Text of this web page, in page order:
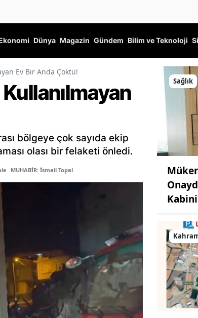
Dünya Magazin Gündem Bilim ve Teknoloji
Ev Bir Anda Çöktü!
bölgeye çok sayıda ekip
olası bir felaketi önledi.
MUHABİR: İsmail Topal
Sağlık